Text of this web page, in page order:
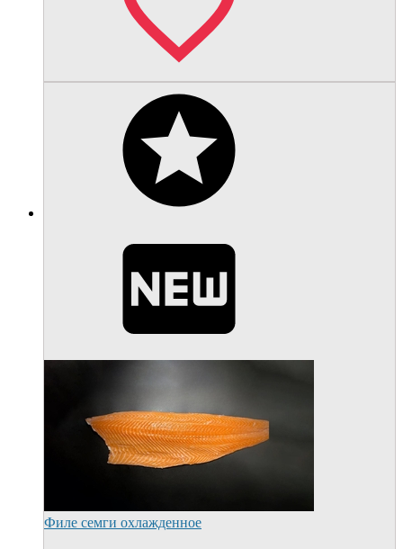
Филе семги охлажденное